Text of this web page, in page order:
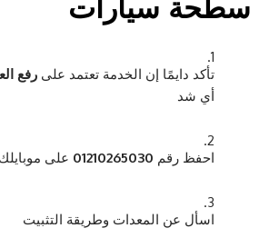
سطحة سيارات
تأكد دايمًا إن الخدمة تعتمد على رفع
أي شد
احفظ رقم 01210265030 على موبايلك
اسأل عن المعدات وطريقة التثبيت